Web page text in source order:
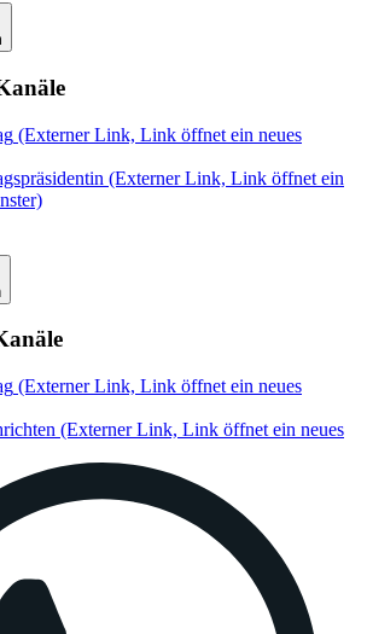
(Externer Link, Link öffnet ein neues
(Externer Link, Link öffnet ein
(Externer Link, Link öffnet ein neues
(Externer Link, Link öffnet ein neues